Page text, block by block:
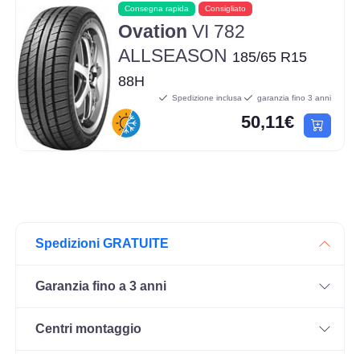
Consegna rapida Consigliato
Ovation VI 782
ALLSEASON 185/65 R15
88H
Spedizione inclusa garanzia fino 3 anni
50,11€
Spedizioni GRATUITE
Garanzia fino a 3 anni
Centri montaggio